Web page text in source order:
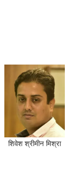
शिवेश श्रीमीन मिश्रा